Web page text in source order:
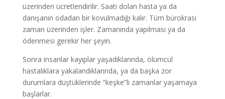
üzerinden ücretlendirilir. Saati dolan hasta ya da
danışanın odadan bir kovulmadığı kalır. Tüm bürokrasi
zaman üzerinden işler. Zamanında yapılması ya da
ödenmesi gerekir her şeyin.
Sonra insanlar kayıplar yaşadıklarında, ölümcül
hastalıklara yakalandıklarında, ya da başka zor
durumlara düştüklerinde “keşke”li zamanlar yaşamaya
başlarlar.